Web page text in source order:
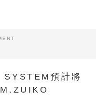
SYSTEM預計將